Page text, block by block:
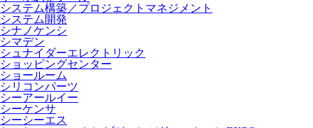
システム構築／プロジェクトマネジメント
システム開発
シナノケンシ
シマデン
シュナイダーエレクトリック
ショッピングセンター
ショールーム
シリコンパーツ
シーアールイー
シーケンサ
シーシーエス